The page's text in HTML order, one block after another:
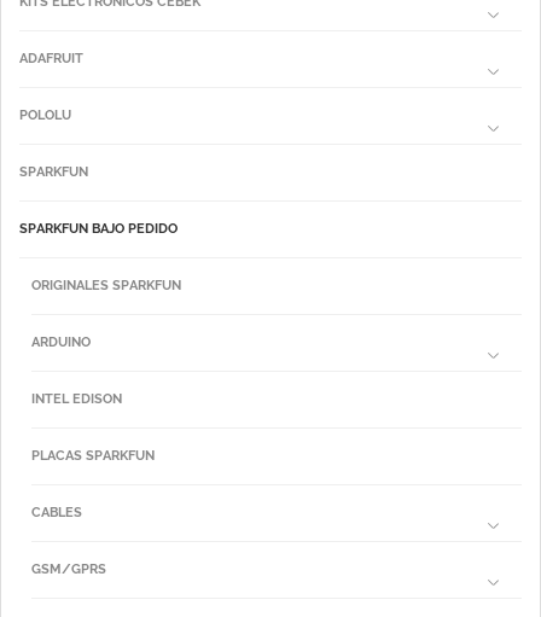
ADAFRUIT
POLOLU
SPARKFUN
SPARKFUN BAJO PEDIDO
ORIGINALES SPARKFUN
ARDUINO
INTEL EDISON
PLACAS SPARKFUN
CABLES
GSM/GPRS